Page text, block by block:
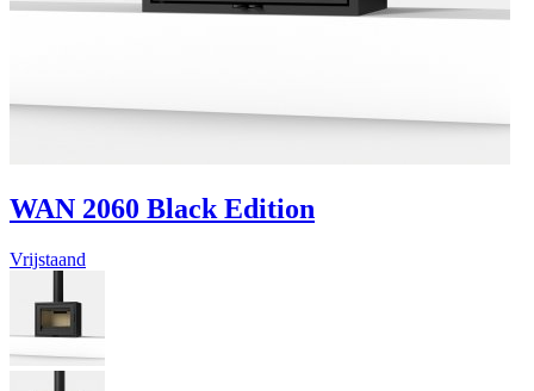
WAN 2060 Black Edition
Vrijstaand